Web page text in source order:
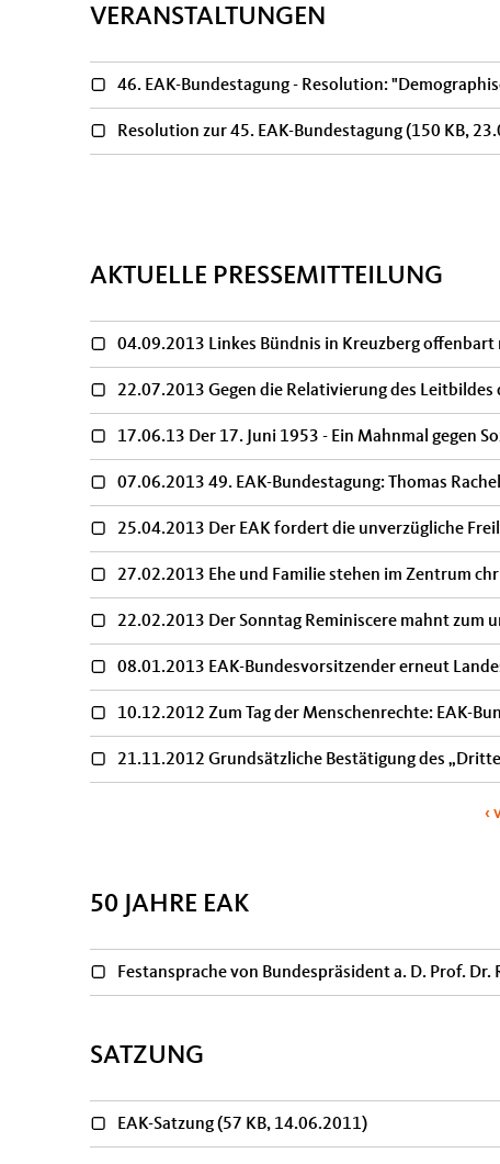
VERANSTALTUNGEN
46. EAK-Bundestagung - Resolution:
Resolution zur 45. EAK-Bundestagung(150 KB,
AKTUELLE PRESSEMITTEILUNG
04.09.2013 Linkes Bündnis in Kreuzberg
22.07.2013 Gegen die Relativierung des
17.06.13 Der 17. Juni 1953 - Ein Mahnmal gegen
07.06.2013 49. EAK-Bundestagung: Thomas
25.04.2013 Der EAK fordert die unverzügliche
27.02.2013 Ehe und Familie stehen im Zentrum
22.02.2013 Der Sonntag Reminiscere mahnt zum
08.01.2013 EAK-Bundesvorsitzender erneut
10.12.2012 Zum Tag der Menschenrechte: EAK-
21.11.2012 Grundsätzliche Bestätigung des
‹
50 JAHRE EAK
Festansprache von Bundespräsident a. D. Prof. Dr.
SATZUNG
EAK-Satzung(57 KB, 14.06.2011)